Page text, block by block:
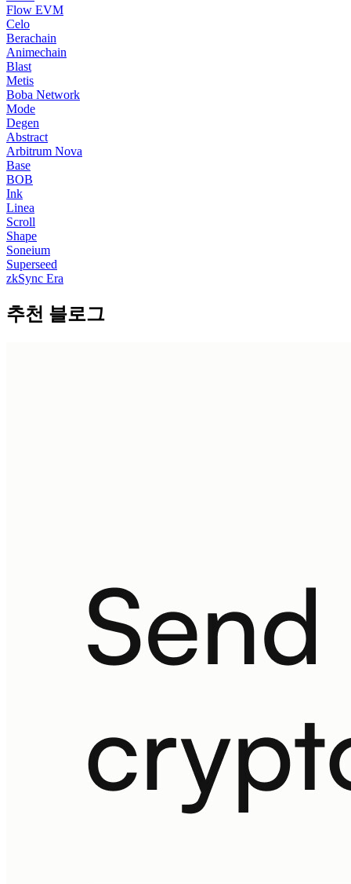
Flow EVM
Celo
Berachain
Animechain
Blast
Metis
Boba Network
Mode
Degen
Abstract
Arbitrum Nova
Base
BOB
Ink
Linea
Scroll
Shape
Soneium
Superseed
zkSync Era
추천 블로그